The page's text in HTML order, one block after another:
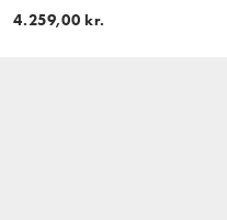
læder
4.259,00 kr.